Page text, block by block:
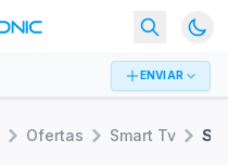
ENVIAR
Ofertas Smart Tv